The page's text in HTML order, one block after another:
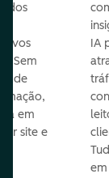
Sem
de
em
site e
IA